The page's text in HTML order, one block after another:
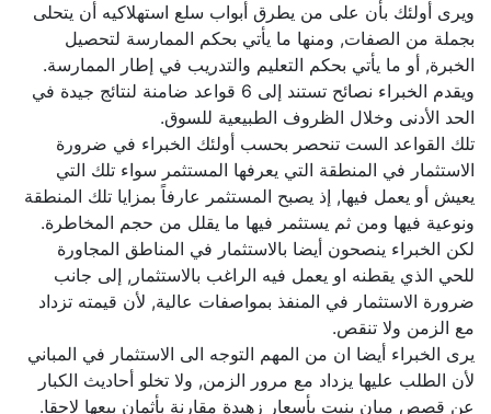
ويرى أولئك بأن على من يطرق أبواب سلع استهلاكيه أن يتحلى
بجملة من الصفات, ومنها ما يأتي بحكم الممارسة لتحصيل
الخبرة, أو ما يأتي بحكم التعليم والتدريب في إطار الممارسة.
ويقدم الخبراء نصائح تستند إلى 6 قواعد ضامنة لنتائج جيدة في
الحد الأدنى وخلال الظروف الطبيعية للسوق.
تلك القواعد الست تنحصر بحسب أولئك الخبراء في ضرورة
الاستثمار في المنطقة التي يعرفها المستثمر سواء تلك التي
يعيش أو يعمل فيها, إذ يصبح المستثمر عارفاً بمزايا تلك المنطقة
ونوعية فيها ومن ثم يستثمر فيها ما يقلل من حجم المخاطرة.
لكن الخبراء ينصحون أيضا بالاستثمار في المناطق المجاورة
للحي الذي يقطنه او يعمل فيه الراغب بالاستثمار, إلى جانب
ضرورة الاستثمار في المنفذ بمواصفات عالية, لأن قيمته تزداد
مع الزمن ولا تنقص.
يرى الخبراء أيضا ان من المهم التوجه الى الاستثمار في المباني
لأن الطلب عليها يزداد مع مرور الزمن, ولا تخلو أحاديث الكبار
عن قصص مبان بنيت بأسعار زهيدة مقارنة بأثمان بيعها لاحقا.